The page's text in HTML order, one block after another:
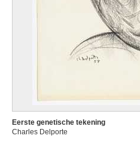
Eerste genetische tekening
Charles Delporte